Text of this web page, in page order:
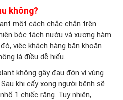
không?
một cách chắc chắn trên
bóc tách nướu và xương hàm
việc khách hàng băn khoăn
là điều dễ hiểu.
không gây đau đớn vì vùng
khi cấy xong người bệnh sẽ
1 chiếc răng. Tuy nhiên,